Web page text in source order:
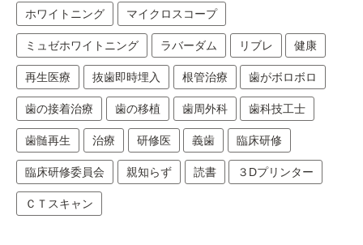
ホワイトニング マイクロスコープ
ミュゼホワイトニング ラバーダム リブレ 健康
再生医療 抜歯即時埋入 根管治療 歯がボロボロ
歯の接着治療 歯の移植 歯周外科 歯科技工士
歯髄再生 治療 研修医 義歯 臨床研修
臨床研修委員会 親知らず 読書 ３Dプリンター
ＣＴスキャン